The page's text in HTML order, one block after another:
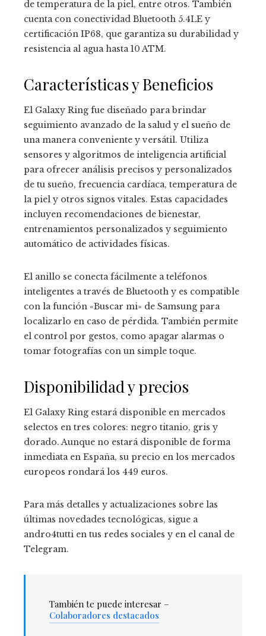
de temperatura de la piel, entre otros. También
cuenta con conectividad Bluetooth 5.4LE y
certificación IP68, que garantiza su durabilidad y
resistencia al agua hasta 10 ATM.
Características y Beneficios
El Galaxy Ring fue diseñado para brindar
seguimiento avanzado de la salud y el sueño de
una manera conveniente y versátil. Utiliza
sensores y algoritmos de inteligencia artificial
para ofrecer análisis precisos y personalizados
de tu sueño, frecuencia cardíaca, temperatura de
la piel y otros signos vitales. Estas capacidades
incluyen recomendaciones de bienestar,
entrenamientos personalizados y seguimiento
automático de actividades físicas.
El anillo se conecta fácilmente a teléfonos
inteligentes a través de Bluetooth y es compatible
con la función «Buscar mi» de Samsung para
localizarlo en caso de pérdida. También permite
el control por gestos, como apagar alarmas o
tomar fotografías con un simple toque.
Disponibilidad y precios
El Galaxy Ring estará disponible en mercados
selectos en tres colores: negro titanio, gris y
dorado. Aunque no estará disponible de forma
inmediata en España, su precio en los mercados
europeos rondará los 449 euros.
Para más detalles y actualizaciones sobre las
últimas novedades tecnológicas, sigue a
andro4tutti en tus redes sociales y en el canal de
Telegram.
También te puede interesar –
Colaboradores destacados